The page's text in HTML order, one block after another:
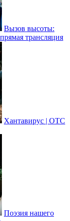
Вызов высоты:
трансляция
Хантавирус | ОТС
Поэзия нашего